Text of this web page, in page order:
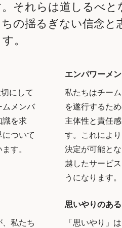
それらは道しるべと
の揺るぎない信念と
。
にして
ムメンバ
識を求
ついて
す。
エンパワーメン
私たちはチー
を遂行するた
主体性と責任
す。これによ
決定が可能と
越したサービ
うになります。
私たち
思いやりのある
「思いやり」